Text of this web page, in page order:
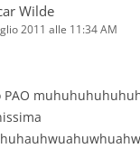
Wilde
2011 alle 11:34 AM
PAO